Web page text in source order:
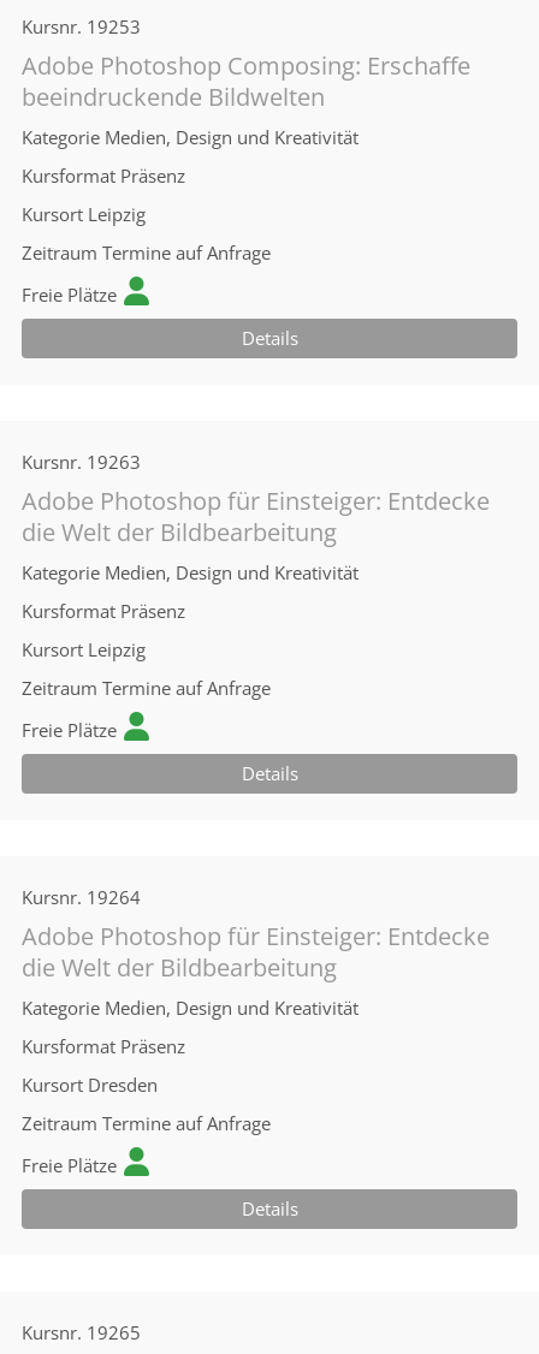
Kursnr. 19253
Adobe Photoshop Composing: Erschaffe
beeindruckende Bildwelten
Kategorie Medien, Design und Kreativität
Kursformat Präsenz
Kursort Leipzig
Zeitraum Termine auf Anfrage
Freie Plätze
Details
Kursnr. 19263
Adobe Photoshop für Einsteiger: Entdecke
die Welt der Bildbearbeitung
Kategorie Medien, Design und Kreativität
Kursformat Präsenz
Kursort Leipzig
Zeitraum Termine auf Anfrage
Freie Plätze
Details
Kursnr. 19264
Adobe Photoshop für Einsteiger: Entdecke
die Welt der Bildbearbeitung
Kategorie Medien, Design und Kreativität
Kursformat Präsenz
Kursort Dresden
Zeitraum Termine auf Anfrage
Freie Plätze
Details
Kursnr. 19265